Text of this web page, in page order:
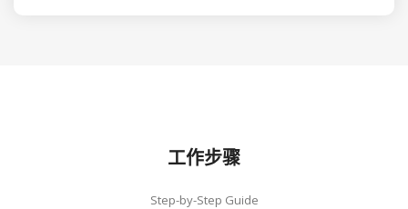
工作步骤
Step-by-Step Guide